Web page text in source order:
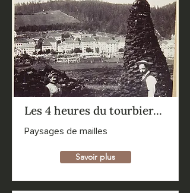
Les 4 heures du tourbier...
Paysages de mailles
Savoir plus